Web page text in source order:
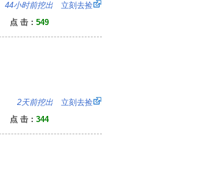
44小时前挖出 立刻去捡
点 击： 549
2天前挖出 立刻去捡
点 击： 344